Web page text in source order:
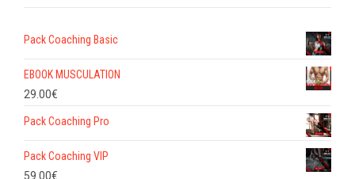
Pack Coaching Basic
EBOOK MUSCULATION
29.00€
Pack Coaching Pro
Pack Coaching VIP
59.00€